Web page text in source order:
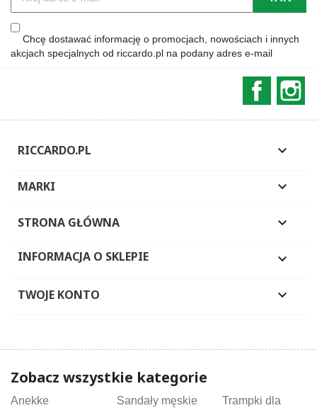
Chcę dostawać informację o promocjach, nowościach i innych
akcjach specjalnych od riccardo.pl na podany adres e-mail
RICCARDO.PL 
MARKI 
STRONA GŁÓWNA 
INFORMACJA O SKLEPIE 
TWOJE KONTO 
Zobacz wszystkie kategorie
Anekke Sandały męskie
Trampki dla